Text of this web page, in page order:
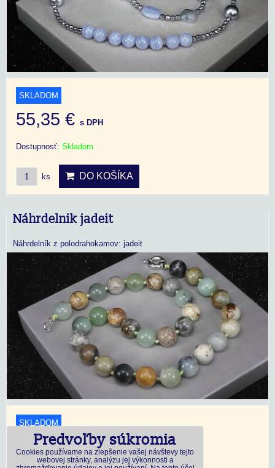
SKLADOM
55,35 € s DPH
Dostupnosť: Skladom
ks DO KOŠÍKA
Náhrdelnik jadeit
Náhrdelník z polodrahokamov: jadeit
SKLADOM
18,45 €s DPH
Predvoľby súkromia
Cookies používame na zlepšenie vašej návštevy tejto
webovej stránky, analýzu jej výkonnosti a